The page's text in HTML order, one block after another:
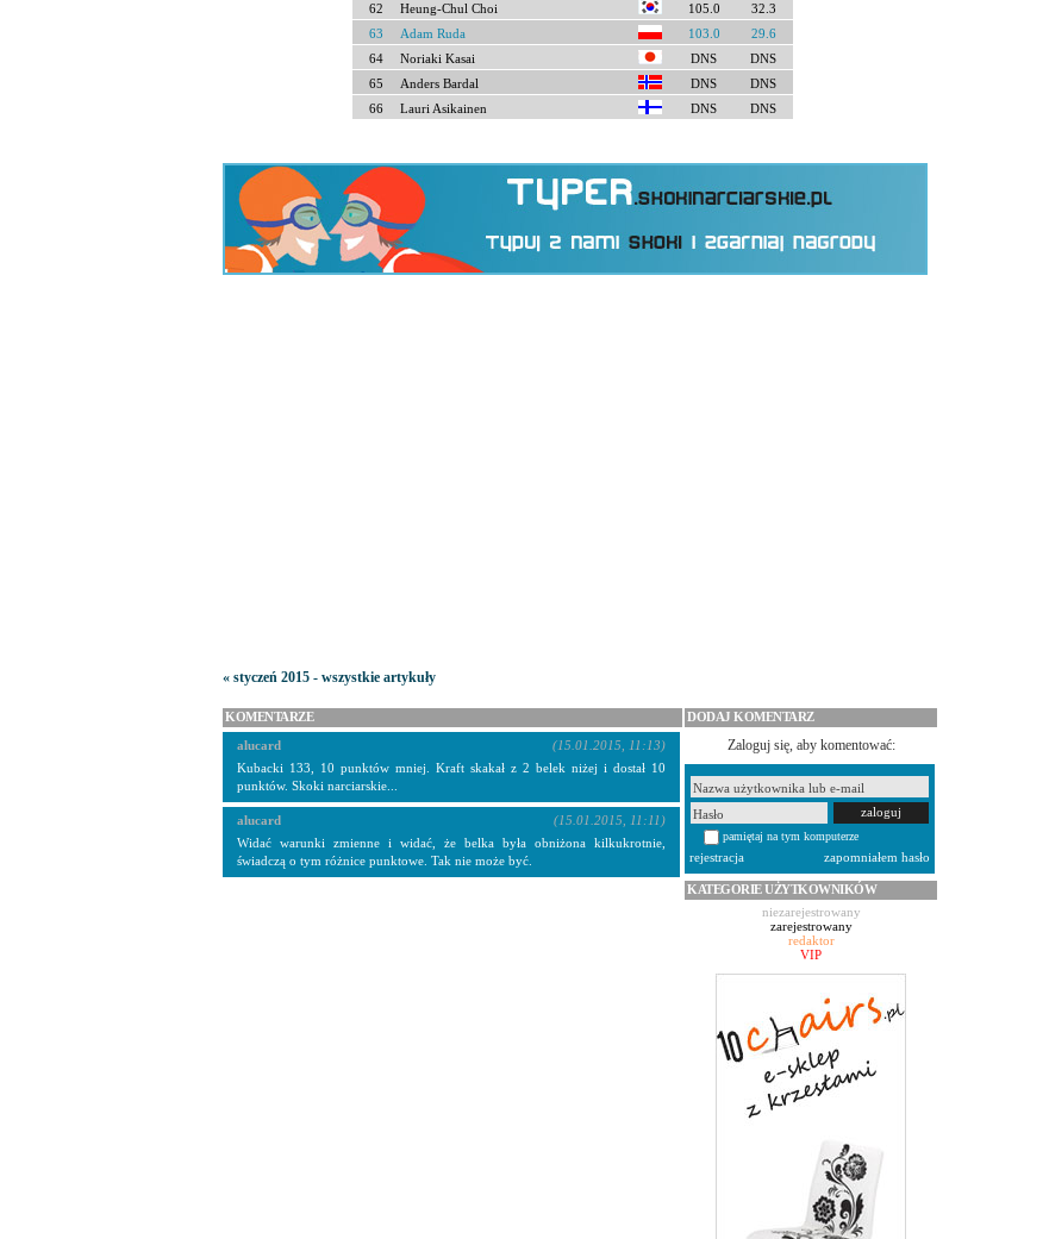
62
Heung-Chul Choi 105.0
32.3
63
Adam Ruda 103.0
29.6
64
Noriaki Kasai DNS
DNS
65
Anders Bardal DNS
DNS
66
Lauri Asikainen DNS DNS
« styczeń 2015 - wszystkie artykuły
KOMENTARZE
alucard
Kubacki 133, 10 punktów mniej. Kraft skakał z 2 belek niżej i dostał 10
punktów. Skoki narciarskie...
(15.01.2015, 11:13)
alucard
Widać warunki zmienne i widać, że belka była obniżona kilkukrotnie,
świadczą o tym różnice punktowe. Tak nie może być.
(15.01.2015, 11:11)
DODAJ KOMENTARZ
Zaloguj się, aby komentować:
pamiętaj na tym komputerze
rejestracja
zapomniałem hasło
KATEGORIE UŻYTKOWNIKÓW
niezarejestrowany
zarejestrowany
redaktor
VIP